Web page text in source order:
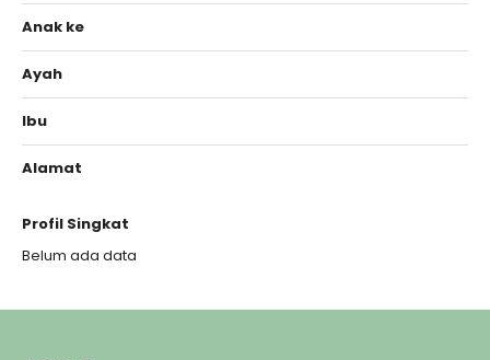
Anak ke
Ayah
Ibu
Alamat
Profil Singkat
Belum ada data